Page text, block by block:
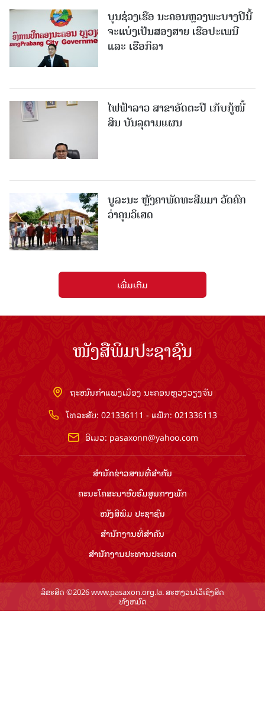
ບຸນຊ່ວງເຮືອ ນະຄອນຫຼວງພະບາງປີນີ້
ຈະແບ່ງເປັນສອງສາຍ ເຮືອປະເພນີ
ແລະ ເຮືອກິລາ
ໄຟ​ຟ້າ​ລາວ ສາ​ຂາ​ອັດ​ຕະ​ປື ເກັບ​ກູ້​ໜີ້​
ສິນ ບັນ​ລຸ​ຕາມ​ແຜນ
ບູລະນະ ຫຼັງຄາພັດທະສີມມາ ວັດຄົກ
ວ່າຄຸນວິເສດ
ເພີ່ມເຕີມ
ໜັງສືພິມປະຊາຊົນ
ຖະໜົນກຳແພງເມືອງ ນະຄອນຫຼວງວຽງຈັນ
ໂທລະສັບ: 021336111 - ແຟັກ: 021336113
ອີເມວ: pasaxonn@yahoo.com
ສຳ​ນັກ​ຂ່າວ​ສານ​ທີ່​ສຳ​ຄັນ​
ຄະນະໂຄສະນາອົບຮົມ​ສູນ​ກາງ​ພັກ
ໜັງສືພິມ ປະ​ຊາ​ຊົນ
ສຳ​ນັກ​ງານ​ທີ່​ສຳ​ຄັນ
ສຳ​ນັກ​ງານ​ປະ​ທານ​ປະ​ເທດ
ລິຂະສິດ ©2026 www.pasaxon.org.la. ສະຫງວນໄວ້ເຊິງສິດ
ທັງຫມົດ